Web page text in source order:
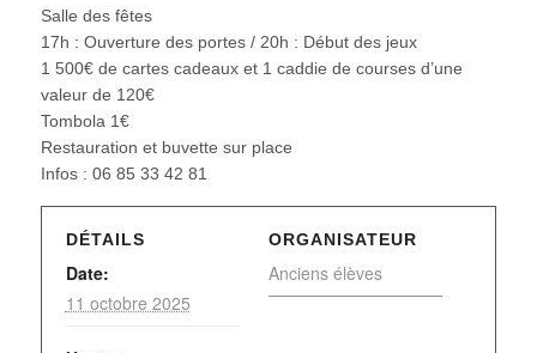
Salle des fêtes
17h : Ouverture des portes / 20h : Début des jeux
1 500€ de cartes cadeaux et 1 caddie de courses d’une
valeur de 120€
Tombola 1€
Restauration et buvette sur place
Infos : 06 85 33 42 81
DÉTAILS
Date:
11 octobre 2025
ORGANISATEUR
Anciens élèves